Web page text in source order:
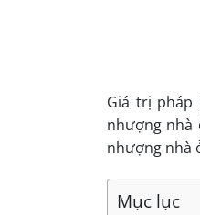
Giá trị pháp
nhượng nhà
nhượng nhà
Mục lục